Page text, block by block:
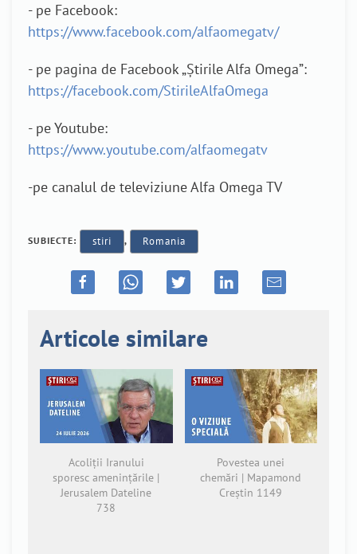
- pe Facebook:
https://www.facebook.com/alfaomegatv/
- pe pagina de Facebook „Știrile Alfa Omega”:
https://facebook.com/StirileAlfaOmega
- pe Youtube:
https://www.youtube.com/alfaomegatv
-pe canalul de televiziune Alfa Omega TV
SUBIECTE: stiri , Romania
Articole similare
Acoliții Iranului
sporesc amenințările |
Jerusalem Dateline
738
Povestea unei
chemări | Mapamond
Creștin 1149